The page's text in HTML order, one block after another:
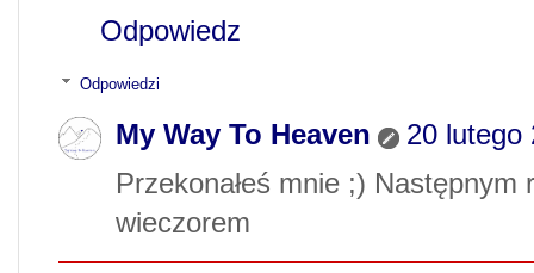
Odpowiedz
Odpowiedzi
My Way To Heaven
20 lutego
Przekonałeś mnie ;)
wieczorem